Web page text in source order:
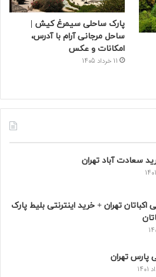
پارک ساحلی سیمرغ کیش |
ساحل مرجانی آرام با آدرس،
امکانات و عکس
11 خرداد 1405
سعادت‌ آباد تهران
اکباتان تهران + خرید اینترنتی بلیط پارک
پارس تهران